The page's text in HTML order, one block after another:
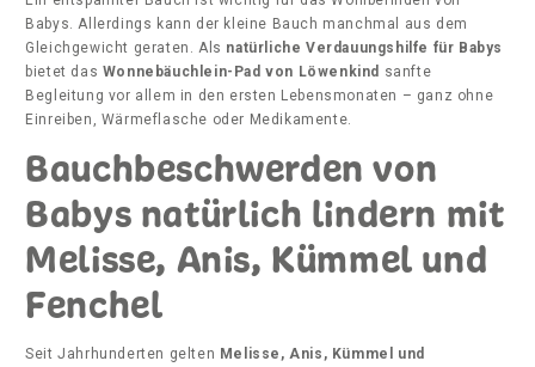
Babys. Allerdings kann der kleine Bauch manchmal aus dem
Gleichgewicht geraten. Als natürliche Verdauungshilfe für Babys
bietet das Wonnebäuchlein-Pad von Löwenkind sanfte
Begleitung vor allem in den ersten Lebensmonaten – ganz ohne
Einreiben, Wärmeflasche oder Medikamente.
Bauchbeschwerden von
Babys natürlich lindern mit
Melisse, Anis, Kümmel und
Fenchel
Seit Jahrhunderten gelten Melisse, Anis, Kümmel und